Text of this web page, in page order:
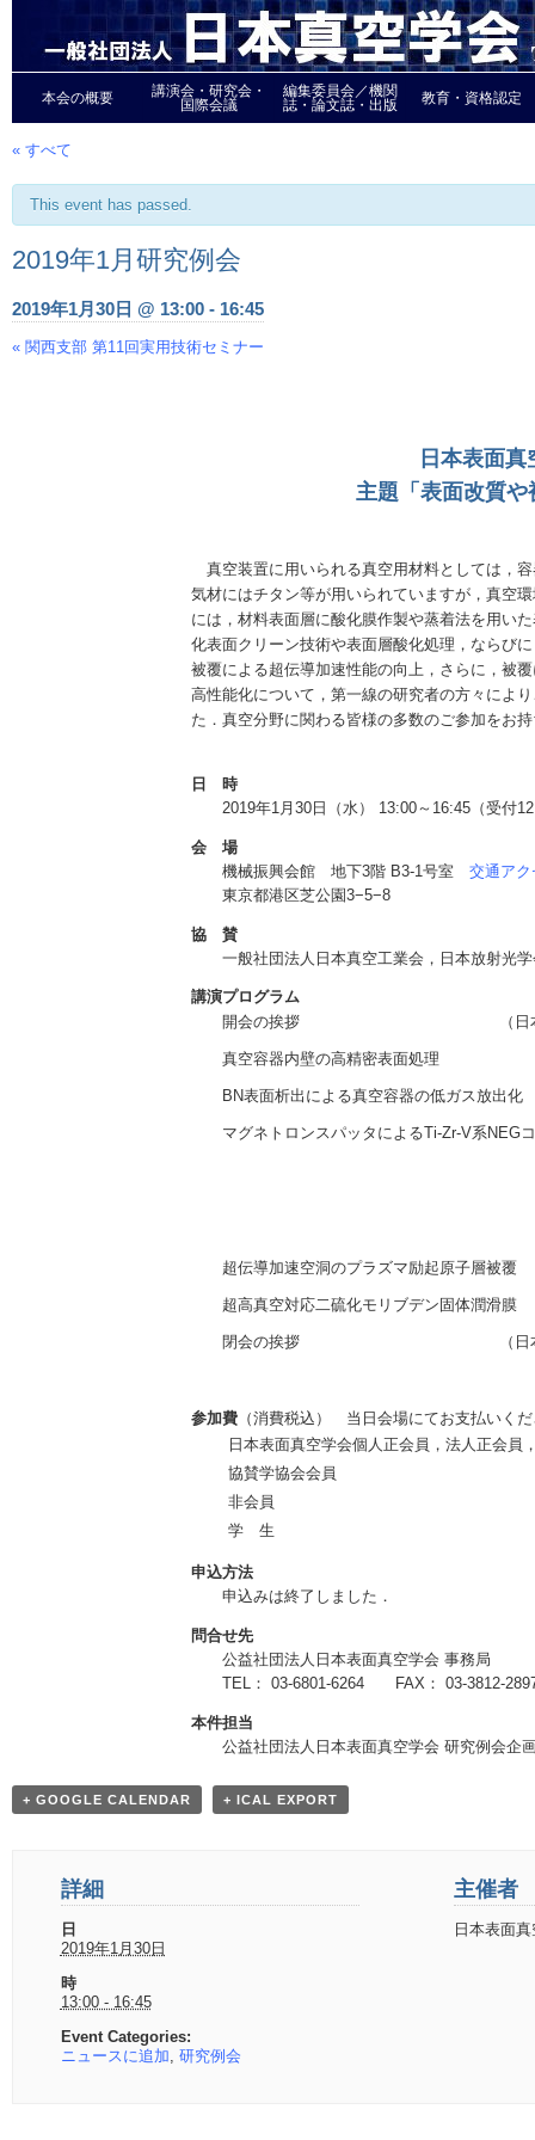
本会の概要
講演会・研究会・
国際会議
編集委員会／機関
誌・論文誌・出版
教育・資格認定
« すべて
This event has passed.
2019年1月研究例会
2019年1月30日 @ 13:00 - 16:45
Event
« 関西支部 第11回実用技術セミナー
日本表面
主題「表面改質
真空装置に用いられる真空用材料としては，
気材にはチタン等が用いられていますが，真空
には，材料表面層に酸化膜作製や蒸着法を用い
化表面クリーン技術や表面層酸化処理，ならび
被覆による超伝導加速性能の向上，さらに，被
高性能化について，第一線の研究者の方々によ
た．真空分野に関わる皆様の多数のご参加をお
日 時
2019年1月30日（水） 13:00～16:45（受付
会 場
機械振興会館 地下3階 B3-1号室 交通アク
東京都港区芝公園3−5−8
協 賛
一般社団法人日本真空工業会，日本放射光
講演プログラム
開会の挨拶
（
真空容器内壁の高精密表面処理
BN表面析出による真空容器の低ガス放出化
マグネトロンスパッタによるTi-Zr-V系NEG
超伝導加速空洞のプラズマ励起原子層被覆
超高真空対応二硫化モリブデン固体潤滑膜
閉会の挨拶 （
参加費 （消費税込） 当日会場にてお支払いく
日本表面真空学会個人正会員，法人正会員
協賛学協会会員
非会員
学 生
申込方法
申込みは終了しました．
問合せ先
公益社団法人日本表面真空学会 事務局
TEL： 03-6801-6264 FAX： 03-3812-
本件担当
公益社団法人日本表面真空学会 研究例会企
+ GOOGLE CALENDAR + ICAL EXPORT
詳細
日
2019年1月30日
時
13:00 - 16:45
Event Categories:
ニュースに追加, 研究例会
主催者
日本表面